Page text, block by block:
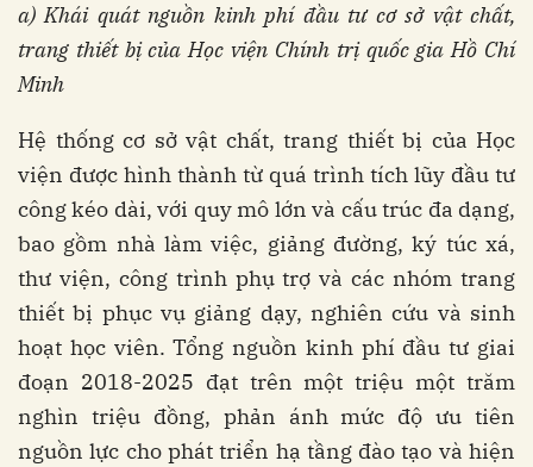
a) Khái quát nguồn kinh phí đầu tư cơ sở vật chất,
trang thiết bị của Học viện Chính trị quốc gia Hồ Chí
Minh
Hệ thống cơ sở vật chất, trang thiết bị của Học
viện được hình thành từ quá trình tích lũy đầu tư
công kéo dài, với quy mô lớn và cấu trúc đa dạng,
bao gồm nhà làm việc, giảng đường, ký túc xá,
thư viện, công trình phụ trợ và các nhóm trang
thiết bị phục vụ giảng dạy, nghiên cứu và sinh
hoạt học viên. Tổng nguồn kinh phí đầu tư giai
đoạn 2018-2025 đạt trên một triệu một trăm
nghìn triệu đồng, phản ánh mức độ ưu tiên
nguồn lực cho phát triển hạ tầng đào tạo và hiện